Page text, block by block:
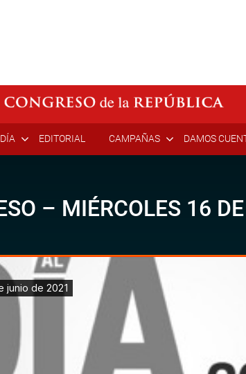
EDITORIAL CAMPAÑAS DAMOS
– MIÉRCOLES 16